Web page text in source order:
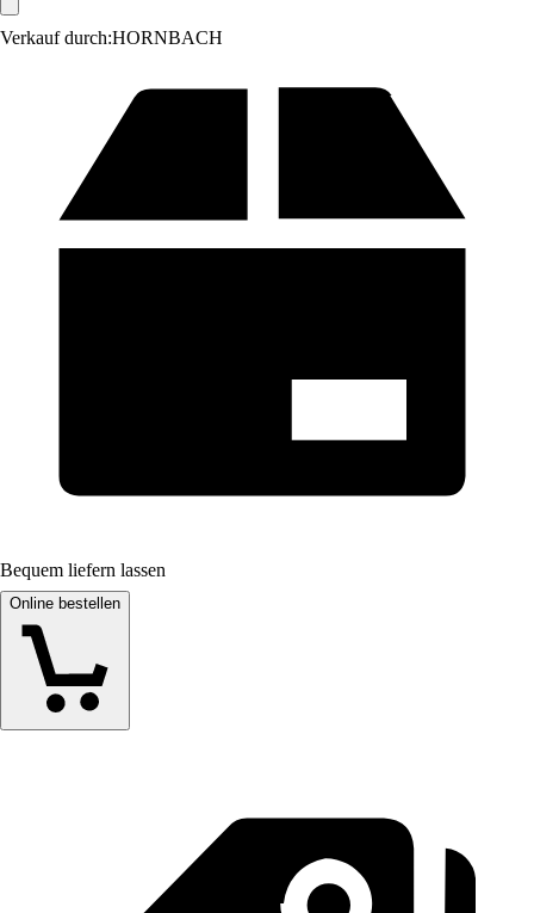
Verkauf durch:HORNBACH
Bequem liefern lassen
Online bestellen